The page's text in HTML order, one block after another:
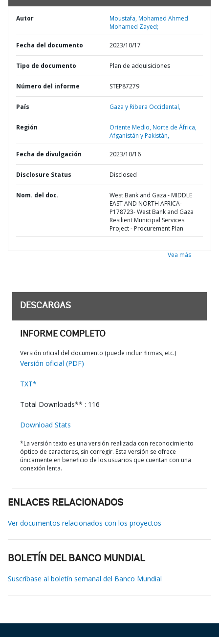
Autor
Moustafa, Mohamed Ahmed
Mohamed Zayed;
Fecha del documento 2023/10/17
Tipo de documento Plan de adquisiciones
Número del informe STEP87279
País Gaza y Ribera Occidental,
Región
Oriente Medio, Norte de África,
Afganistán y Pakistán,
Fecha de divulgación 2023/10/16
Disclosure Status Disclosed
Nom. del doc.
West Bank and Gaza - MIDDLE
EAST AND NORTH AFRICA-
P178723- West Bank and Gaza
Resilient Municipal Services
Project - Procurement Plan
Vea más
DESCARGAS
INFORME COMPLETO
Versión oficial del documento (puede incluir firmas, etc.)
Versión oficial (PDF)
TXT*
Total Downloads** : 116
Download Stats
*La versión texto es una versión realizada con reconocimiento
óptico de caracteres, sin corregir. Esta versión se ofrece
únicamente en beneficio de los usuarios que cuentan con una
conexión lenta.
ENLACES RELACIONADOS
Ver documentos relacionados con los proyectos
BOLETÍN DEL BANCO MUNDIAL
Suscríbase al boletín semanal del Banco Mundial